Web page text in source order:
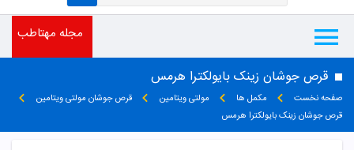
مجله مهتاطب
قرص جوشان زینک بایولکترا هرمس
صفحه نخست مکمل ها مولتی ویتامین
قرص جوشان مولتی ویتامین
قرص جوشان زینک بایولکترا هرمس